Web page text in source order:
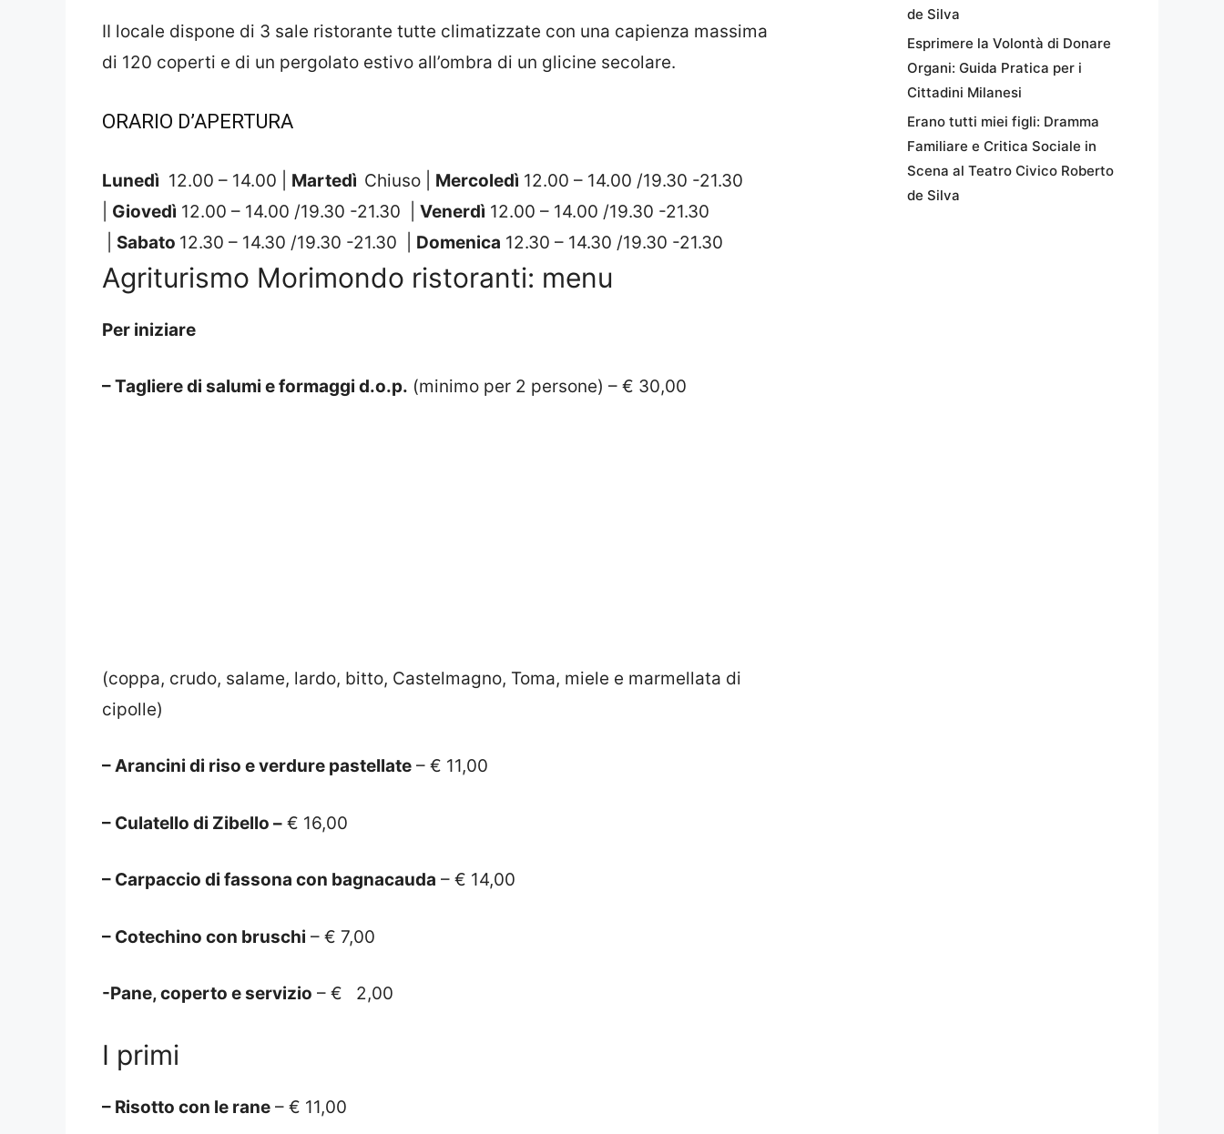
II locale dispone di 3 sale ristorante tutte climatizzate con una capienza massima
di 120 coperti e di un pergolato estivo all’ombra di un glicine secolare.
ORARIO D’APERTURA
Lunedì 12.00 – 14.00 | Martedì Chiuso | Mercoledì 12.00 – 14.00 /19.30 -21.30
Giovedì 12.00 – 14.00 /19.30 -21.30 | Venerdì 12.00 – 14.00 /19.30 -21.30
Sabato 12.30 – 14.30 /19.30 -21.30 | Domenica 12.30 – 14.30 /19.30 -21.30
Agriturismo Morimondo ristoranti: menu
Per iniziare
– Tagliere di salumi e formaggi d.o.p. (minimo per 2 persone) – € 30,00
(coppa, crudo, salame, lardo, bitto, Castelmagno, Toma, miele e marmellata di
cipolle)
– Arancini di riso e verdure pastellate – € 11,00
– Culatello di Zibello – € 16,00
– Carpaccio di fassona con bagnacauda – € 14,00
– Cotechino con bruschi – € 7,00
-Pane, coperto e servizio – € 2,00
I primi
– Risotto con le rane – € 11,00
de Silva
Esprimere la Volontà di Donare
Organi: Guida Pratica per i
Cittadini Milanesi
Erano tutti miei figli: Dramma
Familiare e Critica Sociale in
Scena al Teatro Civico Roberto
de Silva